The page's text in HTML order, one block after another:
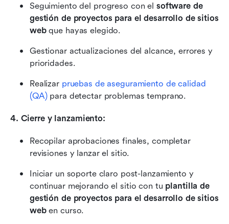
Seguimiento del progreso con el software de
gestión de proyectos para el desarrollo de sitios
web que hayas elegido.
Gestionar actualizaciones del alcance, errores y
prioridades.
Realizar pruebas de aseguramiento de calidad
(QA) para detectar problemas temprano.
4. Cierre y lanzamiento:
Recopilar aprobaciones finales, completar
revisiones y lanzar el sitio.
Iniciar un soporte claro post-lanzamiento y
continuar mejorando el sitio con tu plantilla de
gestión de proyectos para el desarrollo de sitios
web en curso.